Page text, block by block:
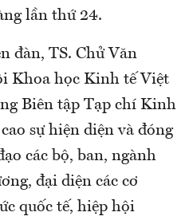
lần thứ 24.
đàn, TS. Chử Văn
Khoa học Kinh tế Việt
Biên tập Tạp chí Kinh
sự hiện diện và đóng
các bộ, ban, ngành
đại diện các cơ
quốc tế, hiệp hội